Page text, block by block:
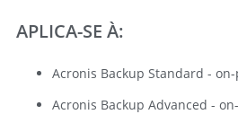
APLICA-SE À:
Acronis Backup Standard -
Acronis Backup Advanced -